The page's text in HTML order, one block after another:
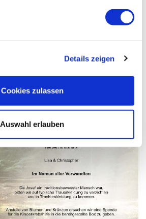
Details zeigen
Cookies zulassen
Auswahl erlauben